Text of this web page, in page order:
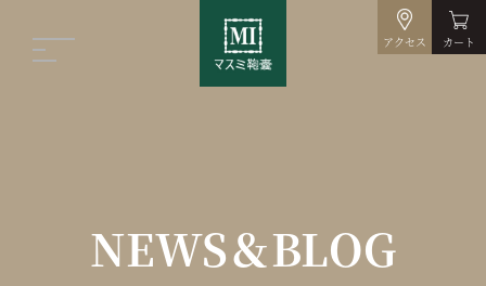
アクセス カート
NEWS＆BLOG